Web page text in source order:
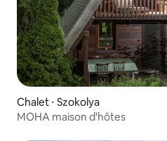
Chalet ⋅ Szokolya
MOHA maison d'hôtes